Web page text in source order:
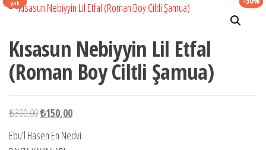
yok
Kısasun Nebiyyin Lil Etfal
(Roman Boy Ciltli Şamua)
₺300,00Orijinal
fiyat:
₺300,00.
₺150,00Şu
andaki
Ebu’l Hasen En Nedvi